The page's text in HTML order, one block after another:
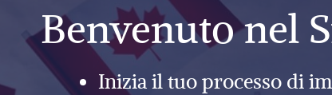
Benvenuto nel
Inizia il tuo processo di